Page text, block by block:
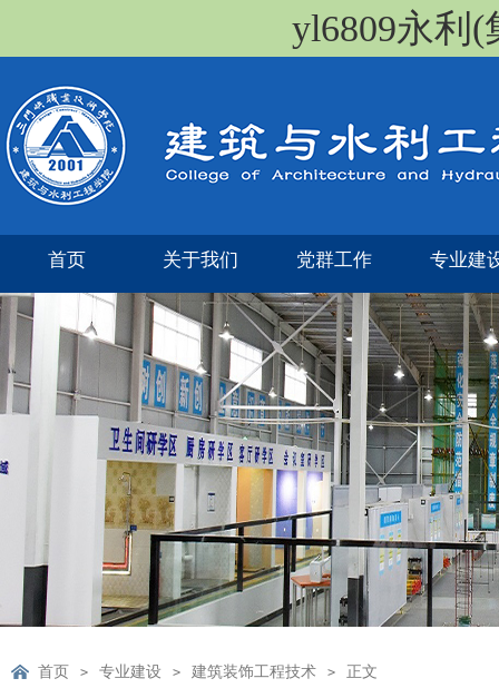
yl6809永利
首页 关于我们 党群工作 专业建
首页 > 专业建设 > 建筑装饰工程技术 > 正文